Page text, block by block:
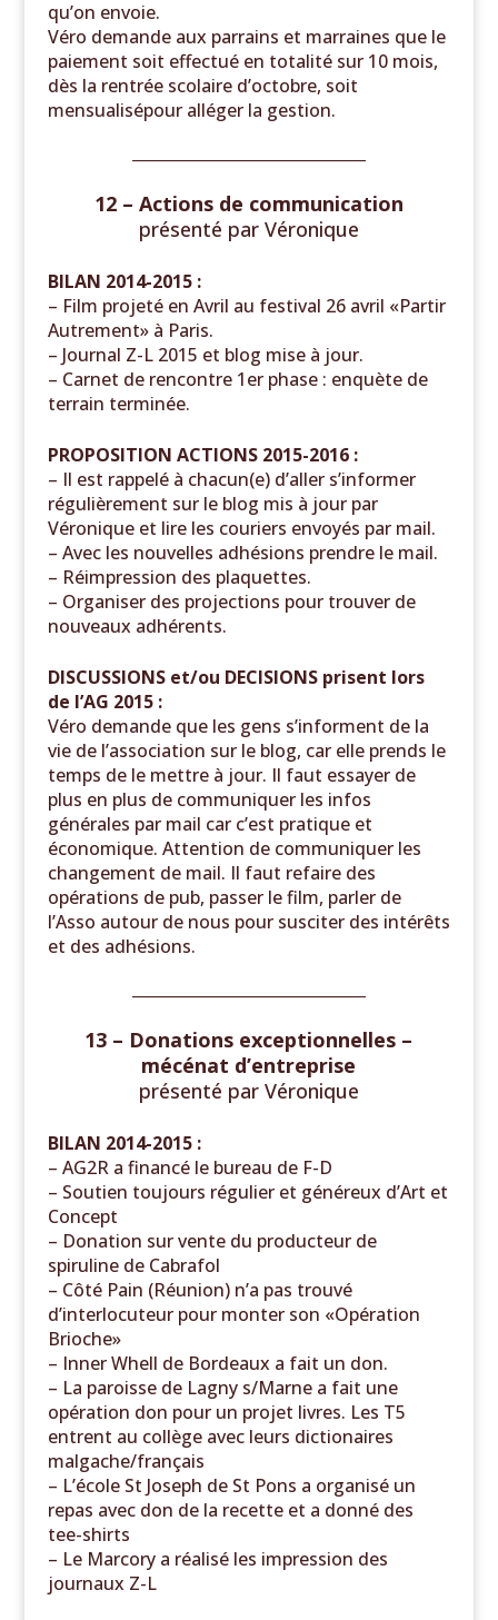
qu’on envoie.
Véro demande aux parrains et marraines que le
paiement soit effectué en totalité sur 10 mois,
dès la rentrée scolaire d’octobre, soit
mensualisépour alléger la gestion.
12 – Actions de communication
présenté par Véronique
BILAN 2014-2015 :
– Film projeté en Avril au festival 26 avril «Partir
Autrement» à Paris.
– Journal Z-L 2015 et blog mise à jour.
– Carnet de rencontre 1er phase : enquète de
terrain terminée.
PROPOSITION ACTIONS 2015-2016 :
– Il est rappelé à chacun(e) d’aller s’informer
régulièrement sur le blog mis à jour par
Véronique et lire les couriers envoyés par mail.
– Avec les nouvelles adhésions prendre le mail.
– Réimpression des plaquettes.
– Organiser des projections pour trouver de
nouveaux adhérents.
DISCUSSIONS et/ou DECISIONS prisent lors
de l’AG 2015 :
Véro demande que les gens s’informent de la
vie de l’association sur le blog, car elle prends le
temps de le mettre à jour. Il faut essayer de
plus en plus de communiquer les infos
générales par mail car c’est pratique et
économique. Attention de communiquer les
changement de mail. Il faut refaire des
opérations de pub, passer le film, parler de
l’Asso autour de nous pour susciter des intérêts
et des adhésions.
13 – Donations exceptionnelles –
mécénat d’entreprise
présenté par Véronique
BILAN 2014-2015 :
– AG2R a financé le bureau de F-D
– Soutien toujours régulier et généreux d’Art et
Concept
– Donation sur vente du producteur de
spiruline de Cabrafol
– Côté Pain (Réunion) n’a pas trouvé
d’interlocuteur pour monter son «Opération
Brioche»
– Inner Whell de Bordeaux a fait un don.
– La paroisse de Lagny s/Marne a fait une
opération don pour un projet livres. Les T5
entrent au collège avec leurs dictionaires
malgache/français
– L’école St Joseph de St Pons a organisé un
repas avec don de la recette et a donné des
tee-shirts
– Le Marcory a réalisé les impression des
journaux Z-L